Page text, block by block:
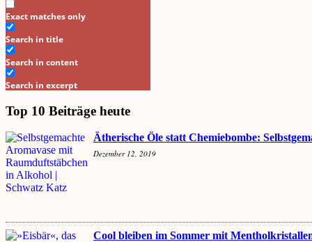
Exact matches only
Search in title
Search in content
Search in excerpt
Top 10 Beiträge heute
Ätherische Öle statt Chemiebombe:
Dezember 12, 2019
Cool bleiben im Sommer mit